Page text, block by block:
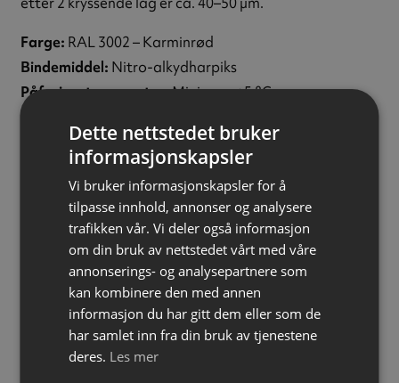
Farge: RAL 3002 – Karminrød
Bindemiddel: Nitro-alkydharpiks
Påføringstemperatur:Minimum +5 °C
Støvtørr:Etter ca. 5–10 minutter (ved 20 °C)
Berøringstørr: Etter ca. 30–40 minutter (ved 20 °C)
Gjennomtørr:Etter ca. 24 timer (ved 20 °C)
400 ml
Bruksområde:
Ute/inne
Fareinformasjon:
Inneholder: aceton, 2-metoksy-1-metyletylacetat, n-
butylacetat, maleinsyreanhydrid
UFI: X6X2-P0U5-Y00P-APJN
Dette nettstedet bruker
informasjonskapsler
Vi bruker informasjonskapsler for å
tilpasse innhold, annonser og analysere
trafikken vår. Vi deler også informasjon
om din bruk av nettstedet vårt med våre
annonserings- og analysepartnere som
kan kombinere den med annen
informasjon du har gitt dem eller som de
har samlet inn fra din bruk av tjenestene
deres. Les mer